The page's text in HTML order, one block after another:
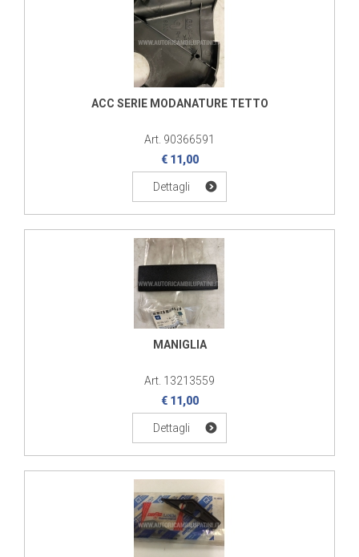
ACC SERIE MODANATURE TETTO
Art. 90366591
€ 11,00
Dettagli
MANIGLIA
Art. 13213559
€ 11,00
Dettagli